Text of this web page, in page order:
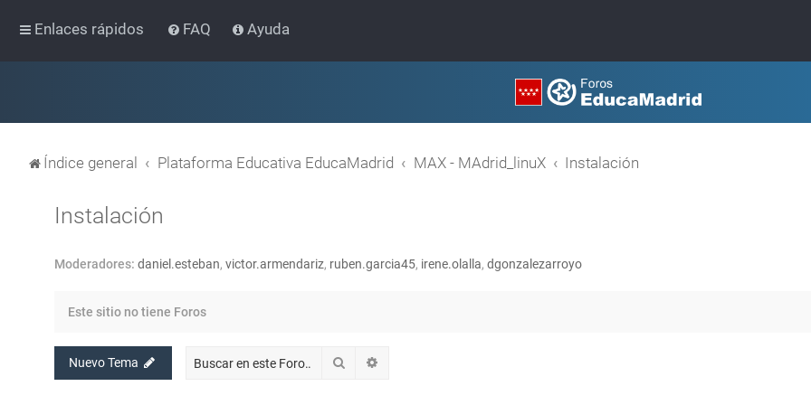
Enlaces rápidos FAQ Ayuda
Índice general Plataforma Educativa EducaMadrid MAX - MAdrid_linuX Instalación
Instalación
Moderadores: daniel.esteban, victor.armendariz, ruben.garcia45, irene.olalla, dgonzalezarroyo
Este sitio no tiene Foros
Nuevo Tema Buscar